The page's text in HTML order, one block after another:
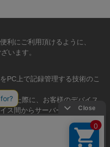
バシーポリシー
引法に基づく表記
利にご利用頂けるように、
います。
PC上で記録管理する技術のこ
れた際に、お客様のデバイス
ス間からサーバーへ送り返さ
のみで、お客様個人を特定す